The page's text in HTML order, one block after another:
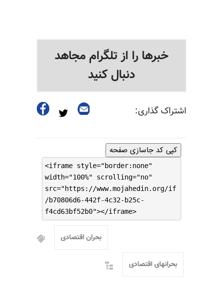
خبرها را از تلگرام مجاهد
دنبال کنید
اشتراک گذاری:
کپی کد جاسازی صفحه
<iframe style="border:none"
width="100%" scrolling="no"
src="https://www.mojahedin.org/if
/b70806d6-442f-4c32-b25c-
f4cd63bf52b0"></iframe>
بحران اقتصادی
بحرانهای اقتصادی